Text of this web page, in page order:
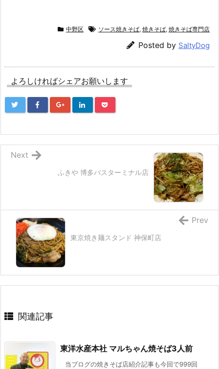
中野区 ソース焼きそば, 焼きそば, 焼きそば専門店
Posted by SaltyDog
よろしければシェアお願いします
ふきや 博多バスターミナル店
Next
東京焼き麺スタンド 神保町店
Prev
関連記事
東洋水産本社 マルちゃん焼そば3人前
当ブログの焼きそば店紹介記事も今回で999回